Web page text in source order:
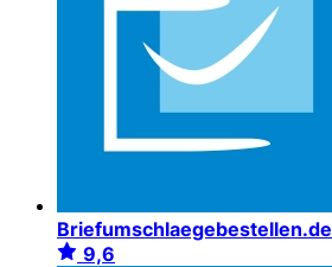
Briefumschlaegebestellen.de
9,6